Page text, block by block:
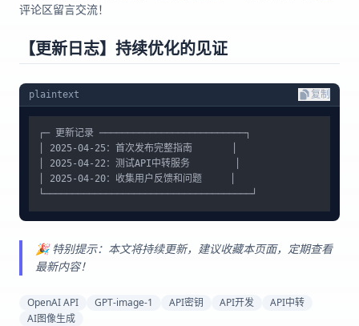
评论区留言交流！
【更新日志】持续优化的见证
plaintext 复制
┌─ 更新记录 ──────────────────────────┐
│ 2025-04-25：首次发布完整指南       │
│ 2025-04-22：测试API中转服务        │
│ 2025-04-20：收集用户反馈和问题     │
🎉 特别提示：本文将持续更新，建议收藏本页面，定期查看
最新内容！
OpenAI API GPT-image-1 API密钥 API开发
API中转
AI图像生成